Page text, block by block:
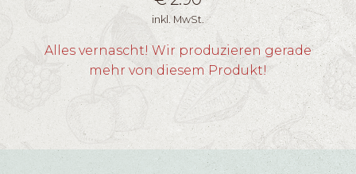
inkl. MwSt.
Alles vernascht! Wir produzieren gerade
mehr von diesem Produkt!